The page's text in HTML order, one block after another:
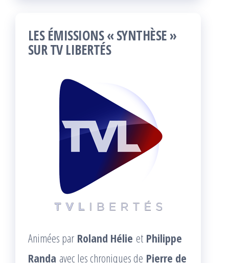
LES ÉMISSIONS « SYNTHÈSE »
SUR TV LIBERTÉS
Animées par Roland Hélie et Philippe
Randa avec les chroniques de Pierre de